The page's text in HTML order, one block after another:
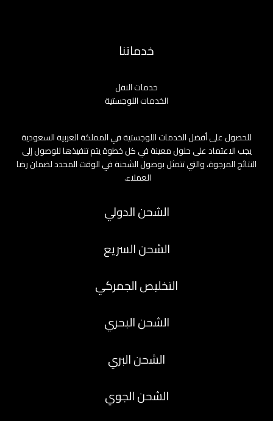
خدماتنا
خدمات النقل
الخدمات اللوجستية
للحصول على أفضل الخدمات اللوجستية في المملكة العربية السعودية
يجب الاعتماد على حلول معينة في كل خطوة يتم تنفيذها للوصول إلى
النتائج المرجوة، والتي تتمثل بوصول الشحنة في الوقت المحدد لضمان رضا
العملاء.
الشحن الدولي
الشحن السريع
التخليص الجمركي
الشحن البحري
الشحن البري
الشحن الجوي